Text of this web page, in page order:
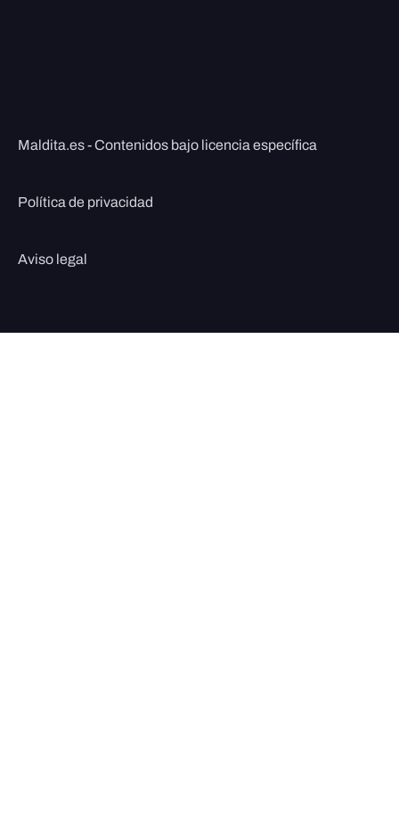
Maldita.es - Contenidos bajo licencia específica
Política de privacidad
Aviso legal